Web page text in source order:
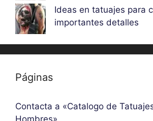
Ideas en tatuajes para
importantes detalles
Páginas
Contacta a «Catalogo de
Hombres»